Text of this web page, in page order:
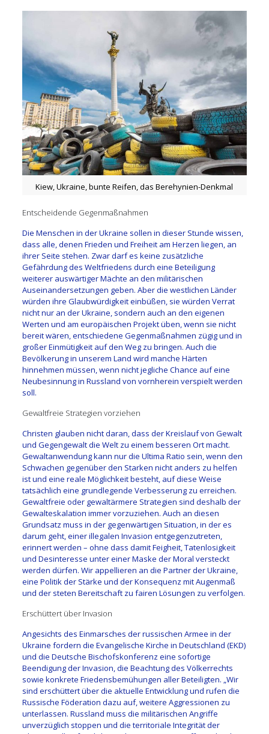
Kiew, Ukraine, bunte Reifen, das Berehynien-Denkmal
Entscheidende Gegenmaßnahmen
Die Menschen in der Ukraine sollen in dieser Stunde wissen,
dass alle, denen Frieden und Freiheit am Herzen liegen, an
ihrer Seite stehen. Zwar darf es keine zusätzliche
Gefährdung des Weltfriedens durch eine Beteiligung
weiterer auswärtiger Mächte an den militärischen
Auseinandersetzungen geben. Aber die westlichen Länder
würden ihre Glaubwürdigkeit einbüßen, sie würden Verrat
nicht nur an der Ukraine, sondern auch an den eigenen
Werten und am europäischen Projekt üben, wenn sie nicht
bereit wären, entschiedene Gegenmaßnahmen zügig und in
großer Einmütigkeit auf den Weg zu bringen. Auch die
Bevölkerung in unserem Land wird manche Härten
hinnehmen müssen, wenn nicht jegliche Chance auf eine
Neubesinnung in Russland von vornherein verspielt werden
soll.
Gewaltfreie Strategien vorziehen
Christen glauben nicht daran, dass der Kreislauf von Gewalt
und Gegengewalt die Welt zu einem besseren Ort macht.
Gewaltanwendung kann nur die Ultima Ratio sein, wenn den
Schwachen gegenüber den Starken nicht anders zu helfen
ist und eine reale Möglichkeit besteht, auf diese Weise
tatsächlich eine grundlegende Verbesserung zu erreichen.
Gewaltfreie oder gewaltärmere Strategien sind deshalb der
Gewalteskalation immer vorzuziehen. Auch an diesen
Grundsatz muss in der gegenwärtigen Situation, in der es
darum geht, einer illegalen Invasion entgegenzutreten,
erinnert werden – ohne dass damit Feigheit, Tatenlosigkeit
und Desinteresse unter einer Maske der Moral versteckt
werden dürfen. Wir appellieren an die Partner der Ukraine,
eine Politik der Stärke und der Konsequenz mit Augenmaß
und der steten Bereitschaft zu fairen Lösungen zu verfolgen.
Erschüttert über Invasion
Angesichts des Einmarsches der russischen Armee in der
Ukraine fordern die Evangelische Kirche in Deutschland (EKD)
und die Deutsche Bischofskonferenz eine sofortige
Beendigung der Invasion, die Beachtung des Völkerrechts
sowie konkrete Friedensbemühungen aller Beteiligten. „Wir
sind erschüttert über die aktuelle Entwicklung und rufen die
Russische Föderation dazu auf, weitere Aggressionen zu
unterlassen. Russland muss die militärischen Angriffe
unverzüglich stoppen und die territoriale Integrität der